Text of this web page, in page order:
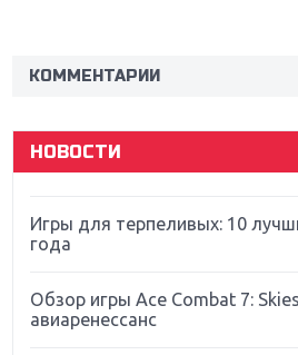
КОММЕНТАРИИ
НОВОСТИ
Far Cry 5: хвалить нельзя
Игры для терпеливых: 10
года
Обзор игры Ace Combat 7:
авиаренессанс